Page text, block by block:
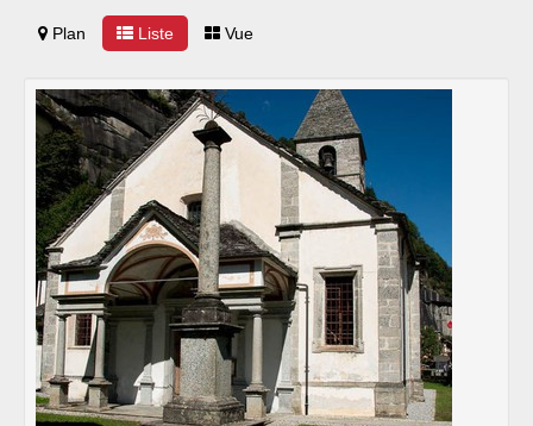
MUSÉES
EVÉNEMENTS
ACCUEIL
BÉNÉVOLES
CONTACTS
PRESS
Plan Liste Vue
Notification lors de la collecte
Vos choix en matière de